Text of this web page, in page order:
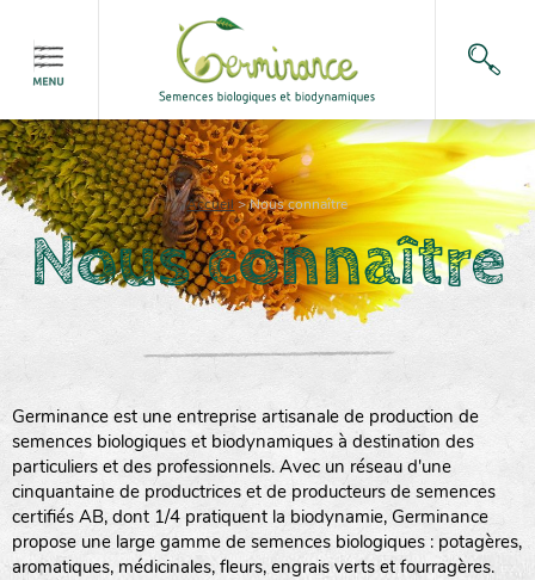
Accueil>Nous connaître
Nous connaître
Germinance est une entreprise artisanale de production de
semences biologiques et biodynamiques à destination des
particuliers et des professionnels. Avec un réseau d'une
cinquantaine de productrices et de producteurs de semences
certifiés AB, dont 1/4 pratiquent la biodynamie, Germinance
propose une large gamme de semences biologiques : potagères,
aromatiques, médicinales, fleurs, engrais verts et fourragères.